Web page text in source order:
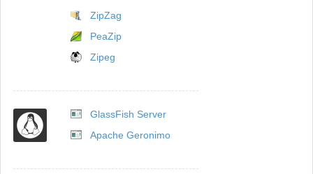
ZipZag
PeaZip
Zipeg
GlassFish Server
Apache Geronimo